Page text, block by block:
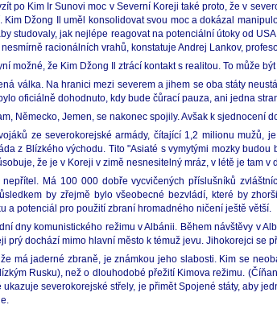
po Kim Ir Sunovi moc v Severní Koreji také proto, že v
Džong Il uměl konsolidovat svou moc a dokázal
studovaly, jak nejlépe reagovat na potenciální útoky od
racionálních vrahů, konstatuje Andrej Lankov,
možné, že Kim Džong Il ztrácí kontakt s realitou. To může
válka. Na hranici mezi severem a jihem se oba státy
oficiálně dohodnuto, kdy bude čůrací pauza, ani jedna
Německo, Jemen, se nakonec spojily. Avšak k
ze severokorejské armády, čítající 1,2 milionu
z Blízkého východu. Tito "Asiaté s vymytými mozky
že je v Koreji v zimě nesnesitelný mráz, v létě je tam
Má 100 000 dobře vycvičených příslušníků
by zřejmě bylo všeobecné bezvládí, které by
a potenciál pro použití zbraní hromadného ničení ještě větší.
dny komunistického režimu v Albánii. Během návštěvy v
prý dochází mimo hlavní město k témuž jevu. Jihokorejci se
má jaderné zbraně, je známkou jeho slabosti. Kim se
Rusku), než o dlouhodobé přežití Kimova režimu.
severokorejské střely, je přimět Spojené státy, aby